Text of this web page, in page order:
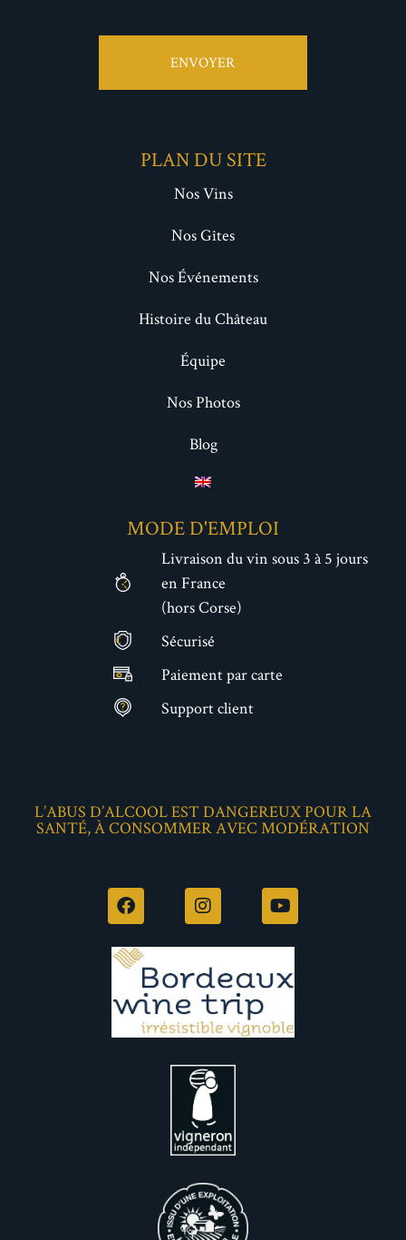
ENVOYER
PLAN DU SITE
Nos Vins
Nos Gîtes
Nos Événements
Histoire du Château
Équipe
Nos Photos
Blog
MODE D'EMPLOI
Livraison du vin sous 3 à 5 jours
en France
(hors Corse)
€
Sécurisé
Paiement par carte
Support client
L’ABUS D’ALCOOL EST DANGEREUX POUR LA
SANTÉ, À CONSOMMER AVEC MODÉRATION